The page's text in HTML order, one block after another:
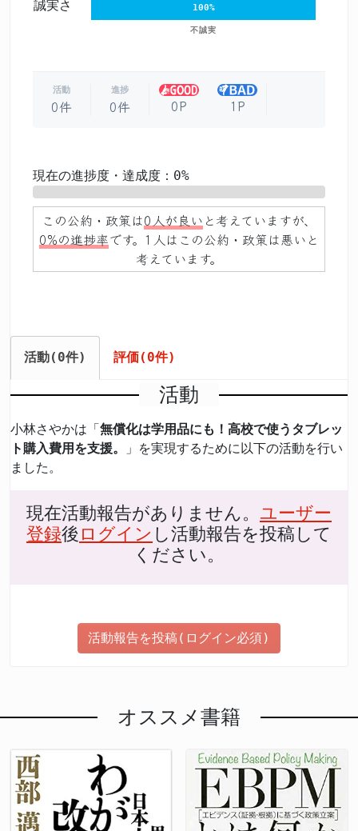
誠実さ 100%
不誠実
活動
0件
進捗
0件 0P 1P
現在の進捗度・達成度：0%
この公約・政策は0人が良い と考えていますが、
0%の進捗率です。1人はこの公約・政策は悪いと
考えています。
活動(0件) 評価(0件)
活動
小林さやかは「無償化は学用品にも！高校で使うタブレッ
ト購入費用を支援。
」を実現するために以下の活動を行い
ました。
現在活動報告がありません。 ユーザー
登録後 ログイン し活動報告を投稿して
ください。
活動報告を投稿(ログイン必須)
オススメ書籍